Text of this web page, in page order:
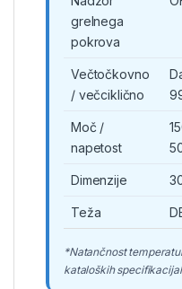
grelnega
pokrova
Večtočkovno
/ večciklično
Moč /
napetost
Dimenzije
Teža
*Natančnost
kataloških